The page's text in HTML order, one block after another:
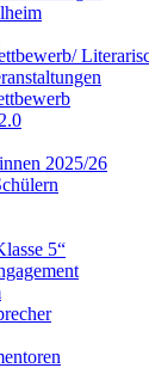
2025/26
5“